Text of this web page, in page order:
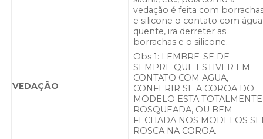
VEDAÇÃO
vedação é feita com
e silicone o contato com água
quente, ira derreter as
borrachas e o silicone.
Obs 1: LEMBRE-SE DE
SEMPRE QUE ESTIVER EM
CONTATO COM AGUA,
CONFERIR SE A COROA DO
MODELO ESTA TOTALMENTE
ROSQUEADA, OU BEM
FECHADA NOS MODELOS
ROSCA NA COROA.